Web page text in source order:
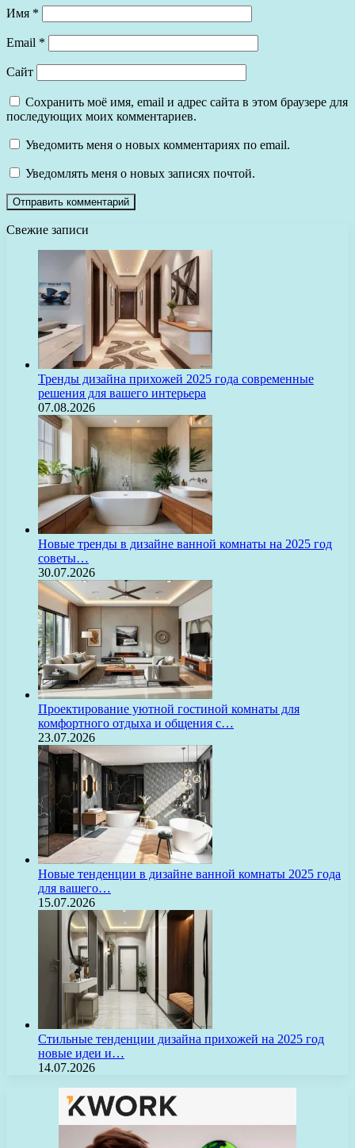
Имя *
Email *
Сайт
Сохранить моё имя, email и адрес сайта в этом браузере для
последующих моих комментариев.
Уведомить меня о новых комментариях по email.
Уведомлять меня о новых записях почтой.
Свежие записи
Тренды дизайна прихожей 2025 года современные
решения для вашего интерьера
07.08.2026
Новые тренды в дизайне ванной комнаты на 2025 год
советы…
30.07.2026
Проектирование уютной гостиной комнаты для
комфортного отдыха и общения с…
23.07.2026
Новые тенденции в дизайне ванной комнаты 2025 года
для вашего…
15.07.2026
Стильные тенденции дизайна прихожей на 2025 год
новые идеи и…
14.07.2026